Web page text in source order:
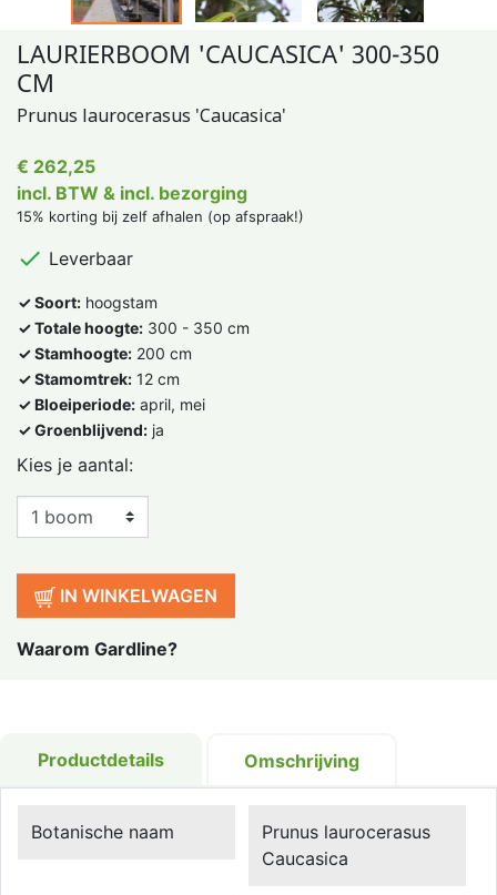
LAURIERBOOM 'CAUCASICA' 300-350
CM
Prunus laurocerasus 'Caucasica'
€ 262,25
incl. BTW & incl. bezorging
15% korting bij zelf afhalen (op afspraak!)
 Leverbaar
✓ Soort: hoogstam
✓ Totale hoogte: 300 - 350 cm
✓ Stamhoogte: 200 cm
✓ Stamomtrek: 12 cm
✓ Bloeiperiode: april, mei
✓ Groenblijvend: ja
Kies je aantal:
IN WINKELWAGEN
Waarom Gardline?
Productdetails Omschrijving
Botanische naam
Prunus laurocerasus
Caucasica